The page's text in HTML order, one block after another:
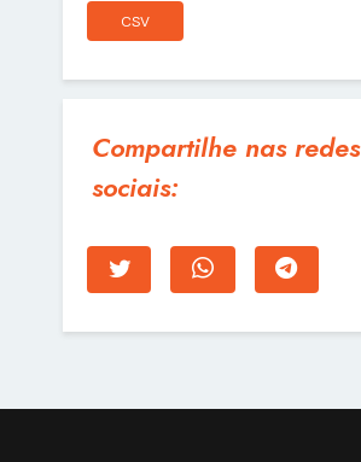
CSV
Compartilhe nas redes
sociais: